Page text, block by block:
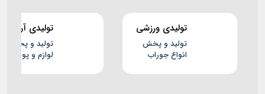
تولیدی ورزشی
کارنیک
تولید و پخش
انواع جوراب
تولیدی آرین
اسپرت
تولید و پخش
لوازم و پوشاک